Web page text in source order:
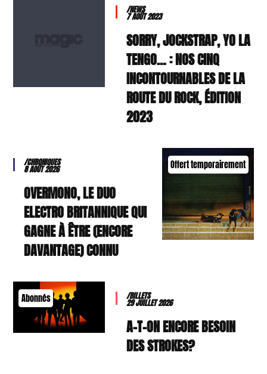
/NEWS
7 AOÛT 2023
SORRY, JOCKSTRAP, YO LA
TENGO… : NOS CINQ
INCONTOURNABLES DE LA
ROUTE DU ROCK, ÉDITION
2023
Offert temporairement
/CHRONIQUES
8 AOÛT 2026
OVERMONO, LE DUO
ELECTRO BRITANNIQUE QUI
GAGNE À ÊTRE (ENCORE
DAVANTAGE) CONNU
Abonnés /BILLETS
29 JUILLET 2026
A-T-ON ENCORE BESOIN
DES STROKES?